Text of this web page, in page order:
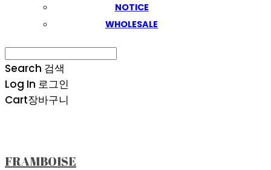
NOTICE
WHOLESALE
Search 검색
Log In 로그인
Cart장바구니
FRAMBOISE